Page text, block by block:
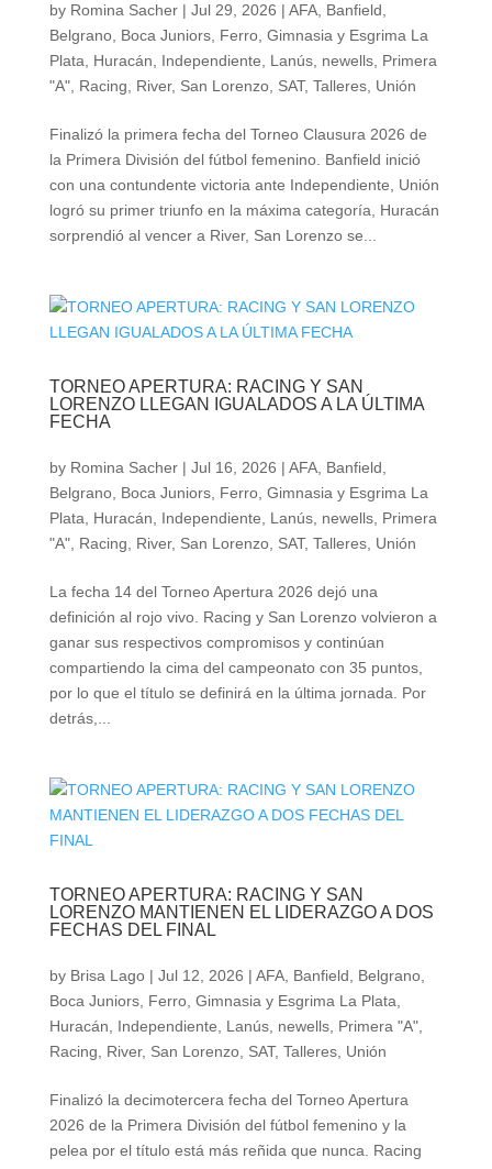
by Romina Sacher| Jul 29, 2026 | AFA, Banfield
Belgrano, Boca Juniors, Ferro, Gimnasia y Esgrima La
Plata
Huracán Independiente Lanús, newells, Primera
"A", Racing River, San Lorenzo, SAT, Talleres, Unión
Finalizó la primera fecha del Torneo Clausura 2026 de
la Primera División del fútbol femenino. Banfield inició
con una contundente victoria ante Independiente, Unión
logró su primer triunfo en la máxima categoría, Huracán
sorprendió al vencer a River, San Lorenzo se...
TORNEO APERTURA: RACING Y SAN
LORENZO LLEGAN IGUALADOS A LA ÚLTIMA
FECHA
by Romina Sacher| Jul 16, 2026 | AFA, Banfield
Belgrano, Boca Juniors, Ferro, Gimnasia y Esgrima La
Plata
Huracán Independiente Lanús, newells, Primera
"A", Racing River, San Lorenzo, SAT, Talleres, Unión
La fecha 14 del Torneo Apertura 2026 dejó una
definición al rojo vivo. Racing y San Lorenzo volvieron a
ganar sus respectivos compromisos y continúan
compartiendo la cima del campeonato con 35 puntos,
por lo que el título se definirá en la última jornada. Por
detrás,...
TORNEO APERTURA: RACING Y SAN
LORENZO MANTIENEN EL LIDERAZGO A DOS
FECHAS DEL FINAL
by Brisa Lago| Jul 12, 2026 | AFA, Banfield Belgrano,
Boca Juniors, Ferro, Gimnasia y Esgrima La Plata
Huracán
Independiente Lanús, newells, Primera "A",
Racing
River, San Lorenzo, SAT, Talleres, Unión
Finalizó la decimotercera fecha del Torneo Apertura
2026 de la Primera División del fútbol femenino y la
pelea por el título está más reñida que nunca. Racing